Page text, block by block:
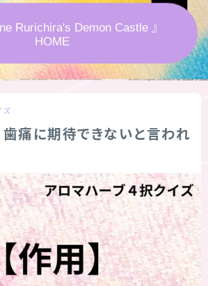
チェック
『Botanical Study』
地楽の主な活動先リンク集
Rurichira's Demon Castle 』
HOME
ズ
歯痛に期待できないと言われ